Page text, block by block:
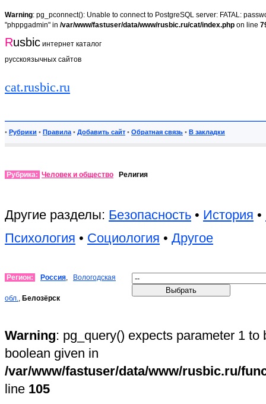
Warning: pg_pconnect(): Unable to connect to PostgreSQL server: FATAL:
"phppgadmin" in /var/www/fastuser/data/www/rusbic.ru/cat/index.php on line
Rusbic интернет каталог
русскоязычных сайтов
cat.rusbic.ru
• Рубрики • Правила • Добавить сайт • Обратная связь • В закладки
Рубрика: Человек и общество Религия
Другие разделы: Безопасность • История •
Психология • Социология • Другое
Регион: Россия, Вологодская
обл., Белозёрск
Warning: pg_query() expects parameter 1 to
boolean given in
/var/www/fastuser/data/www/rusbic.ru/
line 105